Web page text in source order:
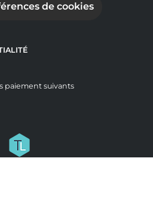
de cookies
paiement suivants